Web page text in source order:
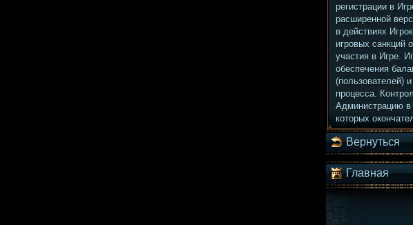
регистрации в
расширенной
в действиях
игровых санкций
участия в Игре.
обеспечения
(пользователей)
процесса.
Администрацию в
которых
Вернуться
Главная